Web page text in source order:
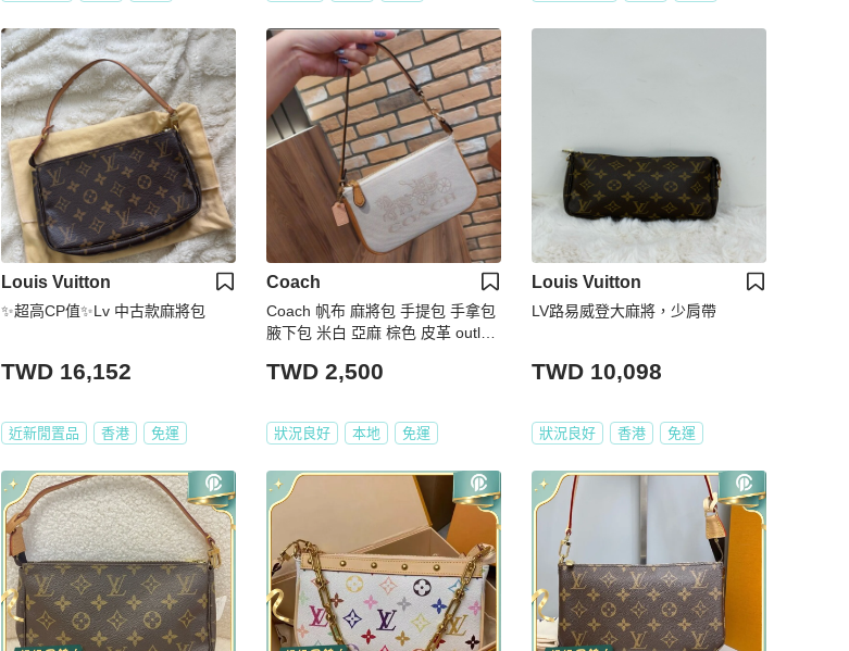
Louis Vuitton
✨超高CP值✨Lv 中古款麻將包
TWD 16,152
近新閒置品 香港 免運
Coach
Coach 帆布 麻將包 手提包 手拿包
腋下包 米白 亞麻 棕色 皮革 outlet
TWD 2,500
狀況良好 本地 免運
Louis Vuitton
LV路易威登大麻將，少肩帶
TWD 10,098
狀況良好 香港 免運